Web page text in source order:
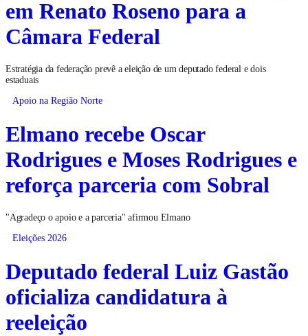
em Renato Roseno para a
Câmara Federal
Estratégia da federação prevê a eleição de um deputado federal e dois
estaduais
Apoio na Região Norte
Elmano recebe Oscar
Rodrigues e Moses Rodrigues e
reforça parceria com Sobral
"Agradeço o apoio e a parceria" afirmou Elmano
Eleições 2026
Deputado federal Luiz Gastão
oficializa candidatura à
reeleição